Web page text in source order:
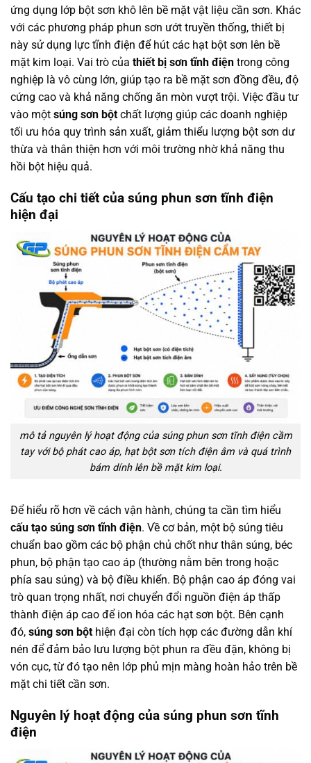
ứng dụng lớp bột sơn khô lên bề mặt vật liệu cần sơn. Khác
với các phương pháp phun sơn ướt truyền thống, thiết bị
này sử dụng lực tĩnh điện để hút các hạt bột sơn lên bề
mặt kim loại. Vai trò của thiết bị sơn tĩnh điện trong công
nghiệp là vô cùng lớn, giúp tạo ra bề mặt sơn đồng đều, độ
cứng cao và khả năng chống ăn mòn vượt trội. Việc đầu tư
vào một súng sơn bột chất lượng giúp các doanh nghiệp
tối ưu hóa quy trình sản xuất, giảm thiểu lượng bột sơn dư
thừa và thân thiện hơn với môi trường nhờ khả năng thu
hồi bột hiệu quả.
Cấu tạo chi tiết của súng phun sơn tĩnh điện
hiện đại
mô tả nguyên lý hoạt động của súng phun sơn tĩnh điện cầm
tay với bộ phát cao áp, hạt bột sơn tích điện âm và quá trình
bám dính lên bề mặt kim loại.
Để hiểu rõ hơn về cách vận hành, chúng ta cần tìm hiểu
cấu tạo súng sơn tĩnh điện. Về cơ bản, một bộ súng tiêu
chuẩn bao gồm các bộ phận chủ chốt như thân súng, béc
phun, bộ phận tạo cao áp (thường nằm bên trong hoặc
phía sau súng) và bộ điều khiển. Bộ phận cao áp đóng vai
trò quan trọng nhất, nơi chuyển đổi nguồn điện áp thấp
thành điện áp cao để ion hóa các hạt sơn bột. Bên cạnh
đó, súng sơn bột hiện đại còn tích hợp các đường dẫn khí
nén để đảm bảo lưu lượng bột phun ra đều đặn, không bị
vón cục, từ đó tạo nên lớp phủ mịn màng hoàn hảo trên bề
mặt chi tiết cần sơn.
Nguyên lý hoạt động của súng phun sơn tĩnh
điện